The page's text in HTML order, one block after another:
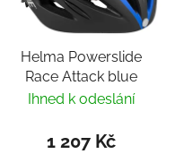
Helma Powerslide
Race Attack blue
Ihned k odeslání
1 207 Kč